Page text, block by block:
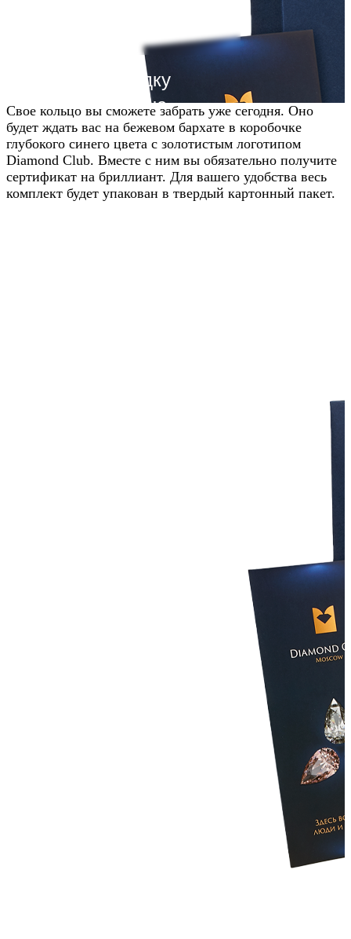
Получите скидку
20% от цены на
сайте
Узнавайте условия у наших
менеджеров в WhatsApp
Свое кольцо вы сможете забрать уже сегодня. Оно
будет ждать вас на бежевом бархате в коробочке
глубокого синего цвета с золотистым логотипом
Diamond Club. Вместе с ним вы обязательно получите
сертификат на бриллиант. Для вашего удобства весь
комплект будет упакован в твердый картонный пакет.